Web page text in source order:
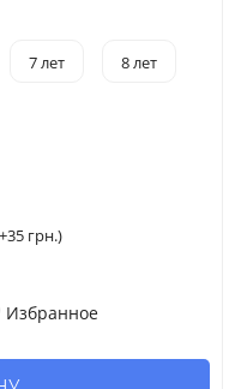
7 лет 8 лет
35 грн.)
Избранное